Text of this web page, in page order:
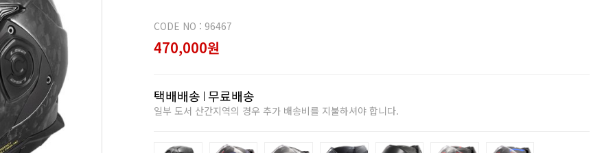
CODE NO : 96467
470,000원
택배배송 무료배송
일부 도서 산간지역의 경우 추가 배송비를 지불하셔야 합니다.